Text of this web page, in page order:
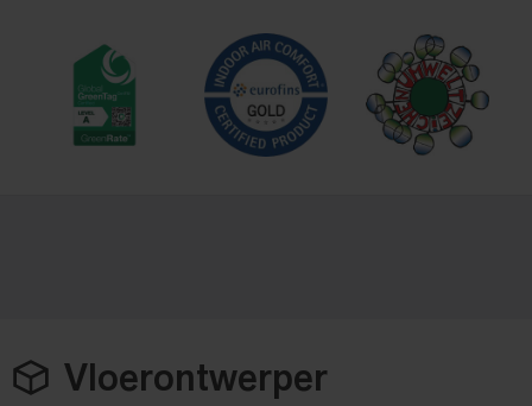
Vloerontwerper